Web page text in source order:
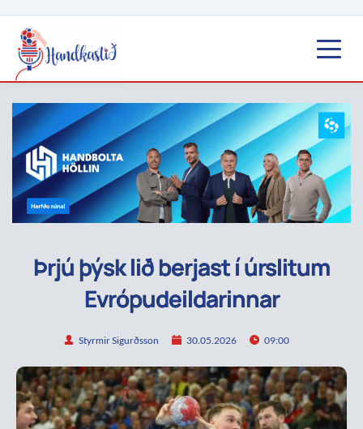
Þrjú þýsk lið berjast í úrslitum
Evrópudeildarinnar
Styrmir Sigurðsson 30.05.2026 09:00